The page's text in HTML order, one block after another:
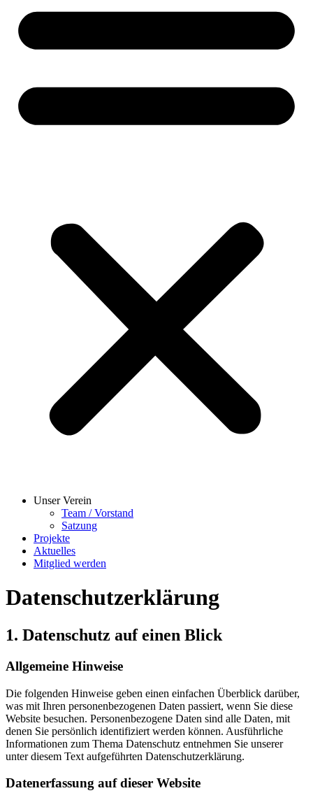
Unser Verein
Team / Vorstand
Satzung
Projekte
Aktuelles
Mitglied werden
Datenschutz­erklärung
1. Datenschutz auf einen Blick
Allgemeine Hinweise
Die folgenden Hinweise geben einen einfachen Überblick darüber,
was mit Ihren personenbezogenen Daten passiert, wenn Sie diese
Website besuchen. Personenbezogene Daten sind alle Daten, mit
denen Sie persönlich identifiziert werden können. Ausführliche
Informationen zum Thema Datenschutz entnehmen Sie unserer
unter diesem Text aufgeführten Datenschutzerklärung.
Datenerfassung auf dieser Website